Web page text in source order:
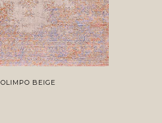
OLIMPO BEIGE